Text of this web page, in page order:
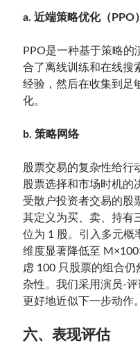
a. 近端策略优化（PPO）
PPO是一种基于策略的
合了离线训练和在线搜
经验，然后在收集到足
化。
b. 策略网络
股票交易的复杂性给行
股票选择和市场时机的
受散户投资者交易的股
其定义为买、卖、持有
位为 1 股。引入多元概
维度显著降低至
虑 100 只股票的组合
杂性。我们采用演员-
更好地近似下一步动作。
六、表现评估